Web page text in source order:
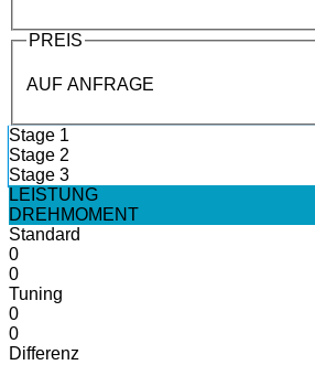
PREIS
AUF ANFRAGE
Stage 1
Stage 2
Stage 3
LEISTUNG
DREHMOMENT
Standard
0
0
Tuning
0
0
Differenz